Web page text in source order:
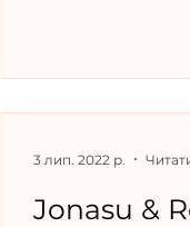
Jonasu &
3 лип. 2022 р.